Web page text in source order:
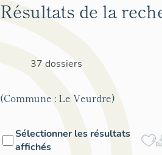
Résultats de la
37 dossiers
(Commune : Le Veurdre)
Sélectionner les résultats
affichés